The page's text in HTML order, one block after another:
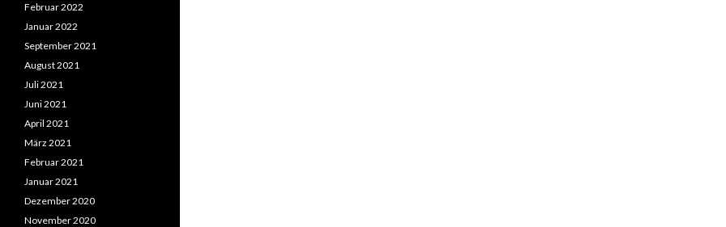
Februar 2022
Januar 2022
September 2021
August 2021
Juli 2021
Juni 2021
April 2021
März 2021
Februar 2021
Januar 2021
Dezember 2020
November 2020